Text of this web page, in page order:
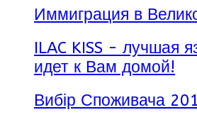
Вам возможность каждый семестр
стране.Иммиграция в
ILAC KISS - лучшая
идет к Вам домой!
Вибір Споживача